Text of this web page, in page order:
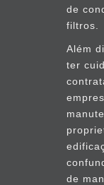
de
filtros.
Além
ter
de